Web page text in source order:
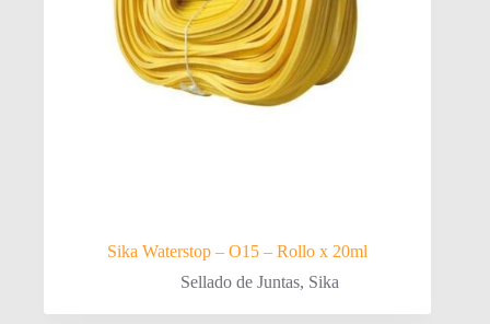
Sika Waterstop – O15 – Rollo x 20ml
Sellado de Juntas, Sika